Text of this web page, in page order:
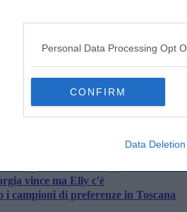
Personal Data Processing Opt
CONFIRM
Data Deletion
della Toscana iscriviti alla
20:00 direttamente nella tua casella di
anche:
ma è ballottaggio con Schmidt
vince ma Elly c'è
i campioni di preferenze in Toscana